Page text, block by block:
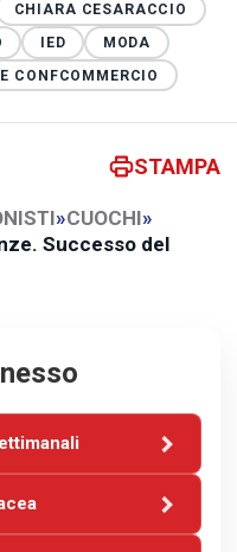
CHIARA CESARACCIO
IED
MODA
CONFCOMMERCIO
STAMPA
»CUOCHI»
Successo del